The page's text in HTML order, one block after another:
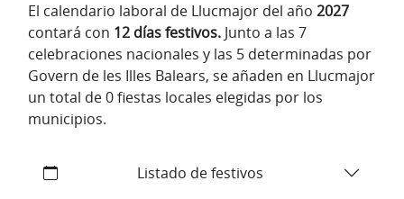
El calendario laboral de Llucmajor del año 2027
contará con 12 días festivos. Junto a las 7
celebraciones nacionales y las 5 determinadas por
Govern de les Illes Balears, se añaden en Llucmajor
un total de 0 fiestas locales elegidas por los
municipios.
Listado de festivos